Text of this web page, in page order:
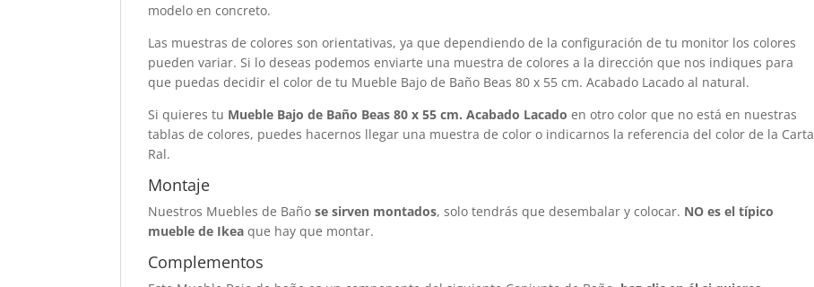
modelo en concreto.
Las muestras de colores son orientativas, ya que dependiendo de la configuración de tu monitor los colores
pueden variar. Si lo deseas podemos enviarte una muestra de colores a la dirección que nos indiques para
que puedas decidir el color de tu Mueble Bajo de Baño Beas 80 x 55 cm. Acabado Lacado al natural.
Si quieres tu Mueble Bajo de Baño Beas 80 x 55 cm. Acabado Lacado en otro color que no está en nuestras
tablas de colores, puedes hacernos llegar una muestra de color o indicarnos la referencia del color de la Carta
Ral.
Montaje
Nuestros Muebles de Baño se sirven montados, solo tendrás que desembalar y colocar. NO es el típico
mueble de Ikea que hay que montar.
Complementos